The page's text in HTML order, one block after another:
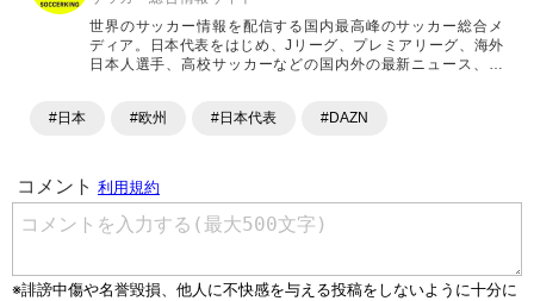
世界のサッカー情報を配信する国内最高峰のサッカー総合メ
ディア。日本代表をはじめ、Jリーグ、プレミアリーグ、海外
日本人選手、高校サッカーなどの国内外の最新ニュース、コ
ます。「X」「Instagram」「YouTube」「TikTok」など、
#日本 #欧州 #日本代表 #DAZN